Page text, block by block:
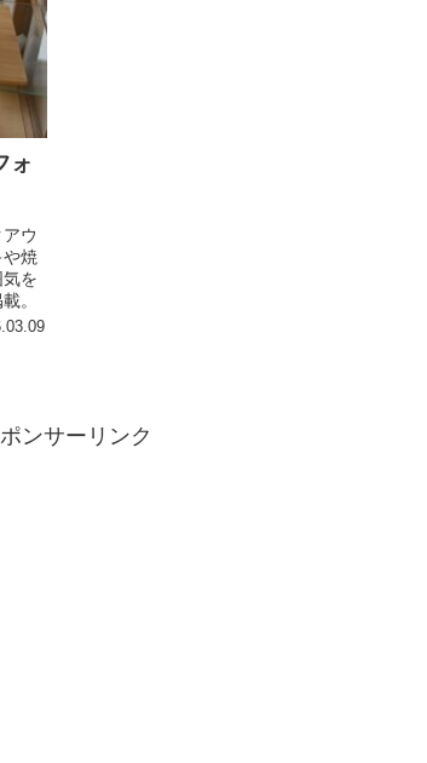
ォ
ウ
や焼
を
。
ンサーリンク